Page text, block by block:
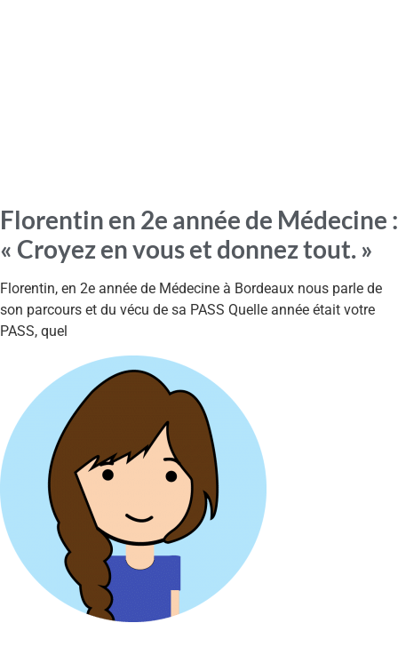
Florentin en 2e année de Médecine :
« Croyez en vous et donnez tout. »
Florentin, en 2e année de Médecine à Bordeaux nous parle de
son parcours et du vécu de sa PASS Quelle année était votre
PASS, quel